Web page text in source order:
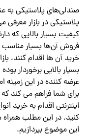
صندلی‌های پلاستیکی به
پلاستیکی در بازار
کیفیت بسیار بالایی که
فروش آن‌ها بسیار مناسب
خرید آن ها اقدام کنند،
بسیار بالایی برخوردار
عرضه کننده در این زمینه
برای شما فراهم می کند که
اینترنتی اقدام به خرید
کنید. در این مطلب همراه
این موضوع بپردازیم.